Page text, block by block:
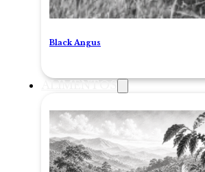
Black Angus
ALIMENTOS